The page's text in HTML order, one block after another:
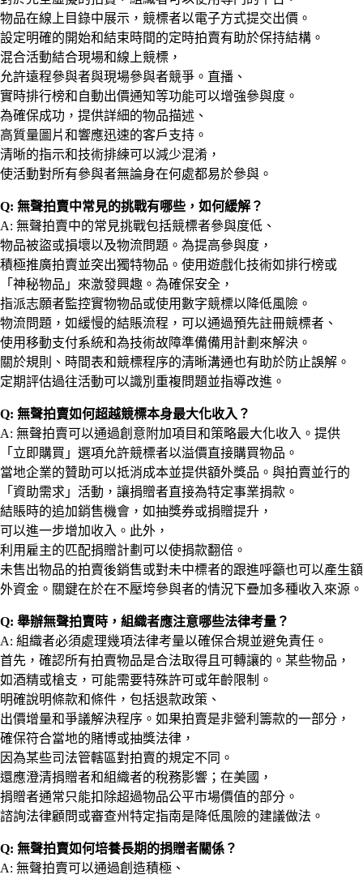
物品在線上目錄中展示，競標者以電子方式提交出價。
設定明確的開始和結束時間的定時拍賣有助於保持結構。
混合活動結合現場和線上競標，
允許遠程參與者與現場參與者競爭。直播、
實時排行榜和自動出價通知等功能可以增強參與度。
為確保成功，提供詳細的物品描述、
高質量圖片和響應迅速的客戶支持。
清晰的指示和技術排練可以減少混淆，
使活動對所有參與者無論身在何處都易於參與。
Q: 無聲拍賣中常見的挑戰有哪些，如何緩解？
A: 無聲拍賣中的常見挑戰包括競標者參與度低、
物品被盜或損壞以及物流問題。為提高參與度，
積極推廣拍賣並突出獨特物品。使用遊戲化技術如排行榜或
「神秘物品」來激發興趣。為確保安全，
指派志願者監控實物物品或使用數字競標以降低風險。
物流問題，如緩慢的結賬流程，可以通過預先註冊競標者、
使用移動支付系統和為技術故障準備備用計劃來解決。
關於規則、時間表和競標程序的清晰溝通也有助於防止誤解。
定期評估過往活動可以識別重複問題並指導改進。
Q: 無聲拍賣如何超越競標本身最大化收入？
A: 無聲拍賣可以通過創意附加項目和策略最大化收入。提供
「立即購買」選項允許競標者以溢價直接購買物品。
當地企業的贊助可以抵消成本並提供額外獎品。與拍賣並行的
「資助需求」活動，讓捐贈者直接為特定事業捐款。
結賬時的追加銷售機會，如抽獎券或捐贈提升，
可以進一步增加收入。此外，
利用雇主的匹配捐贈計劃可以使捐款翻倍。
未售出物品的拍賣後銷售或對未中標者的跟進呼籲也可以產生額
外資金。關鍵在於在不壓垮參與者的情況下疊加多種收入來源。
Q: 舉辦無聲拍賣時，組織者應注意哪些法律考量？
A: 組織者必須處理幾項法律考量以確保合規並避免責任。
首先，確認所有拍賣物品是合法取得且可轉讓的。某些物品，
如酒精或槍支，可能需要特殊許可或年齡限制。
明確說明條款和條件，包括退款政策、
出價增量和爭議解決程序。如果拍賣是非營利籌款的一部分，
確保符合當地的賭博或抽獎法律，
因為某些司法管轄區對拍賣的規定不同。
還應澄清捐贈者和組織者的稅務影響；在美國，
捐贈者通常只能扣除超過物品公平市場價值的部分。
諮詢法律顧問或審查州特定指南是降低風險的建議做法。
Q: 無聲拍賣如何培養長期的捐贈者關係？
A: 無聲拍賣可以通過創造積極、